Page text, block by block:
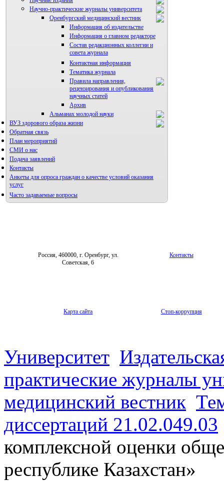
Научно-практические журналы университета
Оренбургский медицинский вестник
Информация об издательстве
Информация о главном редакторе
Состав редакционных коллегии и
совета журнала
Контактная информация
Тематика журнала
Правила направления,
рецензирования и опубликования
научных статей
Архив
Альманах молодой науки
Редакция журнала
ВУЗ здорового образа жизни
Фотогалерея
Обратная связь
План мероприятий
СМИ о нас
Подача заявлений
Контакты
Анкеты для опроса граждан о качестве условий оказания
услуг
Часто задаваемые вопросы
Россия, 460000, г. Оренбург, ул.
Советская, 6
Контакты
Карта сайта Стоп-коррупция
Университет
практические журналы
медицинский вестник
диссертаций 21.02.049.03
комплексной оценки
республике Казахстан»